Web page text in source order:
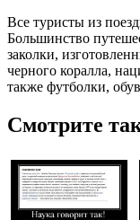
Все туристы из
Большинство
заколки,
черного коралла,
также футболки,
Смотрите